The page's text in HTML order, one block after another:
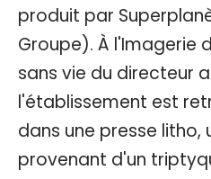
produit par
Groupe). À l'Imagerie
sans vie du directeur
l'établissement est
dans une presse litho,
provenant d'un